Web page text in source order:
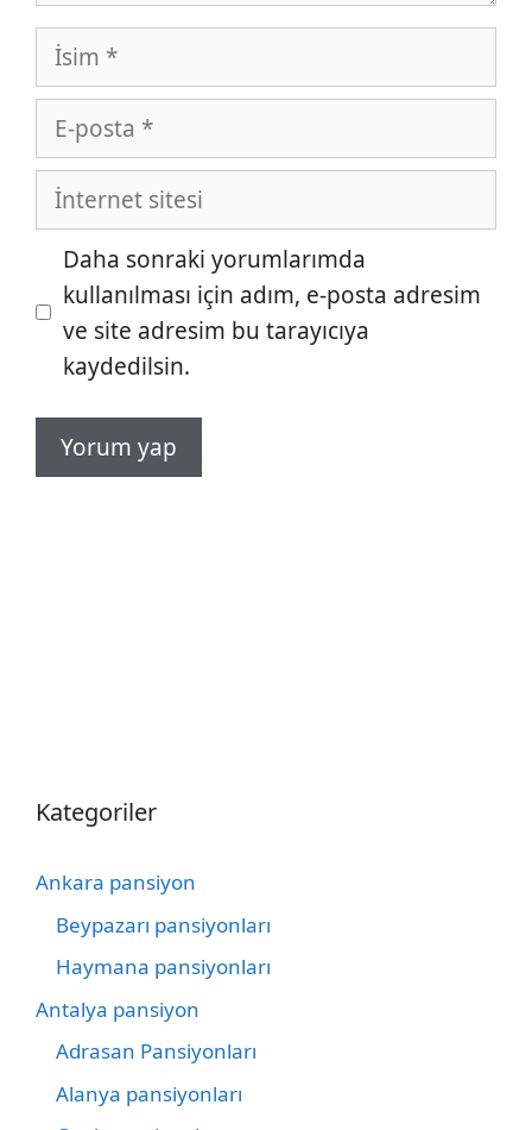
İsim
posta
İnternet
sitesi
Daha sonraki yorumlarımda
kullanılması için adım, e-posta adresim
ve site adresim bu tarayıcıya
kaydedilsin.
Kategoriler
Ankara pansiyon
Beypazarı pansiyonları
Haymana pansiyonları
Antalya pansiyon
Adrasan Pansiyonları
Alanya pansiyonları